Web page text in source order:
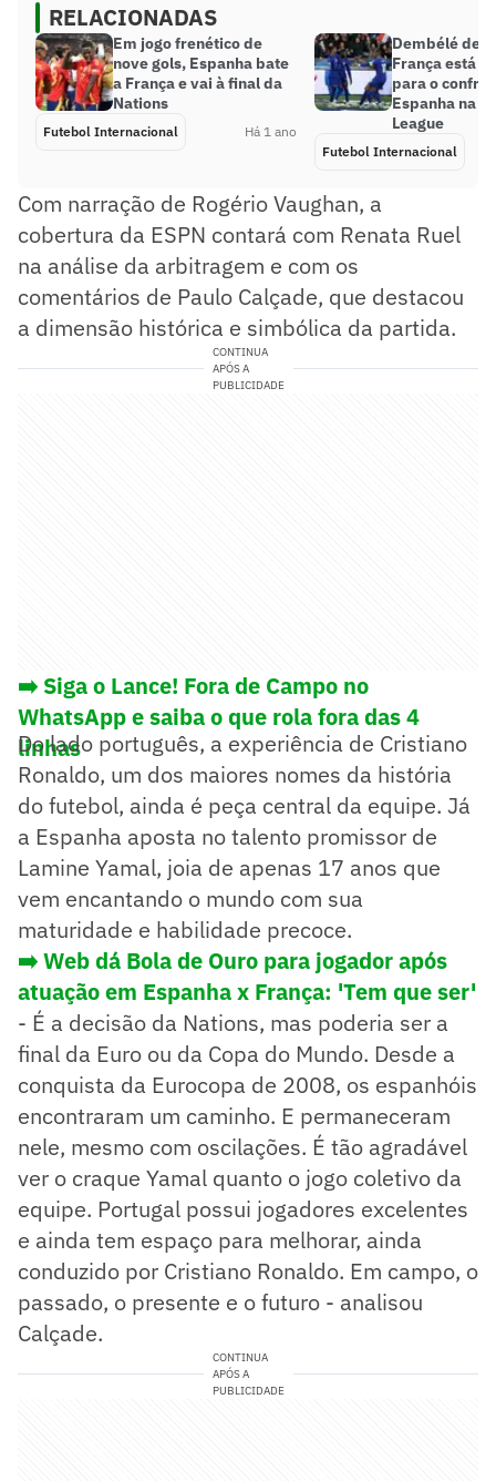
RELACIONADAS
Em jogo frenético de
nove gols, Espanha bate
a França e vai à final da
Nations
Futebol Internacional Há 1 ano
Dembélé de
França está
para o
Espanha na
League
Futebol Internacional
Com narração de Rogério Vaughan, a
cobertura da ESPN contará com Renata Ruel
na análise da arbitragem e com os
comentários de Paulo Calçade, que destacou
a dimensão histórica e simbólica da partida.
CONTINUA
APÓS A
PUBLICIDADE
➡️ Siga o Lance! Fora de Campo no
WhatsApp e saiba o que rola fora das 4
linhas
Do lado português, a experiência de Cristiano
Ronaldo, um dos maiores nomes da história
do futebol, ainda é peça central da equipe. Já
a Espanha aposta no talento promissor de
Lamine Yamal, joia de apenas 17 anos que
vem encantando o mundo com sua
maturidade e habilidade precoce.
➡️ Web dá Bola de Ouro para jogador após
atuação em Espanha x França: 'Tem que ser'
- É a decisão da Nations, mas poderia ser a
final da Euro ou da Copa do Mundo. Desde a
conquista da Eurocopa de 2008, os espanhóis
encontraram um caminho. E permaneceram
nele, mesmo com oscilações. É tão agradável
ver o craque Yamal quanto o jogo coletivo da
equipe. Portugal possui jogadores excelentes
e ainda tem espaço para melhorar, ainda
conduzido por Cristiano Ronaldo. Em campo, o
passado, o presente e o futuro - analisou
Calçade.
CONTINUA
APÓS A
PUBLICIDADE